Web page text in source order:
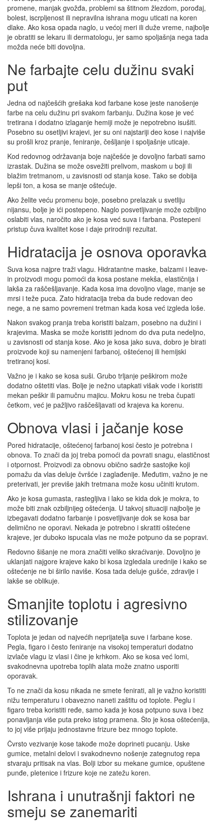
promene, manjak gvožđa, problemi sa štitnom žlezdom, porođaj,
bolest, iscrpljenost ili nepravilna ishrana mogu uticati na koren
dlake. Ako kosa opada naglo, u većoj meri ili duže vreme, najbolje
je obratiti se lekaru ili dermatologu, jer samo spoljašnja nega tada
možda neće biti dovoljna.
Ne farbajte celu dužinu svaki
put
Jedna od najčešćih grešaka kod farbane kose jeste nanošenje
farbe na celu dužinu pri svakom farbanju. Dužina kose je već
tretirana i dodatno izlaganje hemiji može je nepotrebno isušiti.
Posebno su osetljivi krajevi, jer su oni najstariji deo kose i najviše
su prošli kroz pranje, feniranje, češljanje i spoljašnje uticaje.
Kod redovnog održavanja boje najčešće je dovoljno farbati samo
izrastak. Dužina se može osvežiti prelivom, maskom u boji ili
blažim tretmanom, u zavisnosti od stanja kose. Tako se dobija
lepši ton, a kosa se manje oštećuje.
Ako želite veću promenu boje, posebno prelazak u svetliju
nijansu, bolje je ići postepeno. Naglo posvetljivanje može ozbiljno
oslabiti vlas, naročito ako je kosa već suva i farbana. Postepeni
pristup čuva kvalitet kose i daje prirodniji rezultat.
Hidratacija je osnova oporavka
Suva kosa najpre traži vlagu. Hidratantne maske, balzami i leave-
in proizvodi mogu pomoći da kosa postane mekša, elastičnija i
lakša za raščešljavanje. Kada kosa ima dovoljno vlage, manje se
mrsi i teže puca. Zato hidratacija treba da bude redovan deo
nege, a ne samo povremeni tretman kada kosa već izgleda loše.
Nakon svakog pranja treba koristiti balzam, posebno na dužini i
krajevima. Maska se može koristiti jednom do dva puta nedeljno,
u zavisnosti od stanja kose. Ako je kosa jako suva, dobro je birati
proizvode koji su namenjeni farbanoj, oštećenoj ili hemijski
tretiranoj kosi.
Važno je i kako se kosa suši. Grubo trljanje peškirom može
dodatno oštetiti vlas. Bolje je nežno utapkati višak vode i koristiti
mekan peškir ili pamučnu majicu. Mokru kosu ne treba čupati
četkom, već je pažljivo raščešljavati od krajeva ka korenu.
Obnova vlasi i jačanje kose
Pored hidratacije, oštećenoj farbanoj kosi često je potrebna i
obnova. To znači da joj treba pomoći da povrati snagu, elastičnost
i otpornost. Proizvodi za obnovu obično sadrže sastojke koji
pomažu da vlas deluje čvršće i zaglađenije. Međutim, važno je ne
preterivati, jer previše jakih tretmana može kosu učiniti krutom.
Ako je kosa gumasta, rastegljiva i lako se kida dok je mokra, to
može biti znak ozbiljnijeg oštećenja. U takvoj situaciji najbolje je
izbegavati dodatno farbanje i posvetljivanje dok se kosa bar
delimično ne oporavi. Nekada je potrebno i skratiti oštećene
krajeve, jer duboko ispucala vlas ne može potpuno da se popravi.
Redovno šišanje ne mora značiti veliko skraćivanje. Dovoljno je
uklanjati najgore krajeve kako bi kosa izgledala urednije i kako se
oštećenje ne bi širilo naviše. Kosa tada deluje gušće, zdravije i
lakše se oblikuje.
Smanjite toplotu i agresivno
stilizovanje
Toplota je jedan od najvećih neprijatelja suve i farbane kose.
Pegla, figaro i često feniranje na visokoj temperaturi dodatno
izvlače vlagu iz vlasi i čine je krhkom. Ako se kosa već lomi,
svakodnevna upotreba toplih alata može znatno usporiti
oporavak.
To ne znači da kosu nikada ne smete fenirati, ali je važno koristiti
nižu temperaturu i obavezno naneti zaštitu od toplote. Peglu i
figaro treba koristiti ređe, samo kada je kosa potpuno suva i bez
ponavljanja više puta preko istog pramena. Što je kosa oštećenija,
to joj više prijaju jednostavne frizure bez mnogo toplote.
Čvrsto vezivanje kose takođe može doprineti pucanju. Uske
gumice, metalni delovi i svakodnevno nošenje zategnutog repa
stvaraju pritisak na vlas. Bolji izbor su mekane gumice, opuštene
punđe, pletenice i frizure koje ne zatežu koren.
Ishrana i unutrašnji faktori ne
smeju se zanemariti